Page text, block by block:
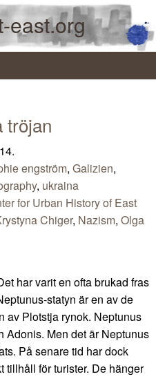
east.org
tröjan
engström, Galizien,
, ukraina
for Urban History of East
Chiger, Nazism, Olga
har varit en ofta brukad fras
statyn är en av de
av Plotstja rynok. Neptunus
Adonis. Men det är Neptunus
På senare tid har dock
tillhåll för turister. De hänger